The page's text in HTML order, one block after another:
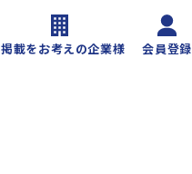
掲載をお考えの企業様 会員登録